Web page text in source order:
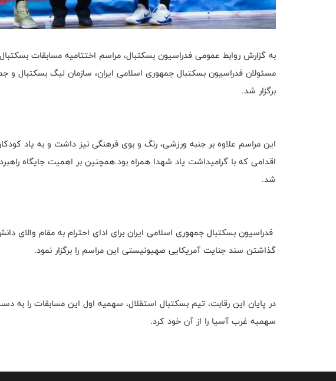
به گزارش روابط عمومی فدراسیون بسکتبال، مراسم اختتامیه مسابقات
مسئولان فدراسیون بسکتبال جمهوری اسلامی ایران، سازمان لیگ بسکتبال و
برگزار شد.
این مراسم علاوه بر جنبه ورزشی، رنگ و بوی فرهنگی نیز داشت و به یاد
اقدامی که با گرامیداشت یاد شهدا همراه بود.همچنین بر اهمیت جایگاه
شد.
فدراسیون بسکتبال جمهوری اسلامی ایران برای ادای احترام به مقام والای
گذاشتن سند جنایت آمریکایی صهیونیستی این مراسم را برگزار نمود.
در پایان این رقابت‌، تیم بسکتبال استقلال، سهمیه اول این مسابقات را به
سهمیه غرب آسیا را از آن خود کرد.